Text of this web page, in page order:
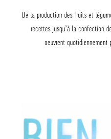
De la production des fruits et
recettes jusqu’à la confection
oeuvrent